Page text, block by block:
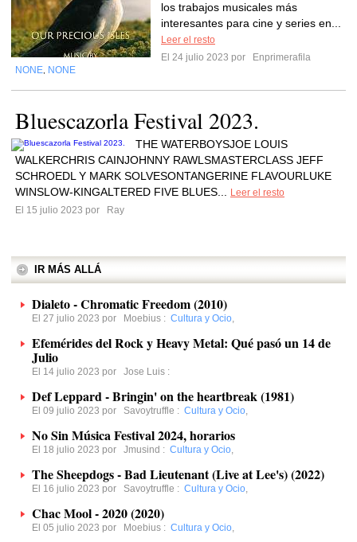
los trabajos musicales más
interesantes para cine y series en...
Leer el resto
El 24 julio 2023 por
Enprimerafila
NONE NONE
Bluescazorla Festival 2023.
THE WATERBOYSJOE LOUIS
WALKERCHRIS CAINJOHNNY RAWLSMASTERCLASS JEFF
SCHROEDL Y MARK SOLVESONTANGERINE FLAVOURLUKE
WINSLOW-KINGALTERED FIVE BLUES...
Leer el resto
El 15 julio 2023 por
Ray
IR MÁS ALLÁ
Dialeto - Chromatic Freedom (2010)
El 27 julio 2023 por Moebius : Cultura y Ocio,
Efemérides del Rock y Heavy Metal: Qué pasó un 14 de
Julio
El 14 julio 2023 por Jose Luis :
Def Leppard - Bringin' on the heartbreak (1981)
El 09 julio 2023 por Savoytruffle : Cultura y Ocio,
No Sin Música Festival 2024, horarios
El 18 julio 2023 por Jmusind : Cultura y Ocio,
The Sheepdogs - Bad Lieutenant (Live at Lee's) (2022)
El 16 julio 2023 por Savoytruffle : Cultura y Ocio,
Chac Mool - 2020 (2020)
El 05 julio 2023 por Moebius : Cultura y Ocio,